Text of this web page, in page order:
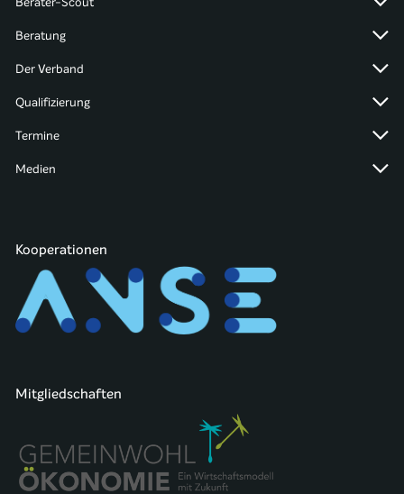
Beratung
Der Verband
Qualifizierung
Termine
Medien
Kooperationen
Mitgliedschaften